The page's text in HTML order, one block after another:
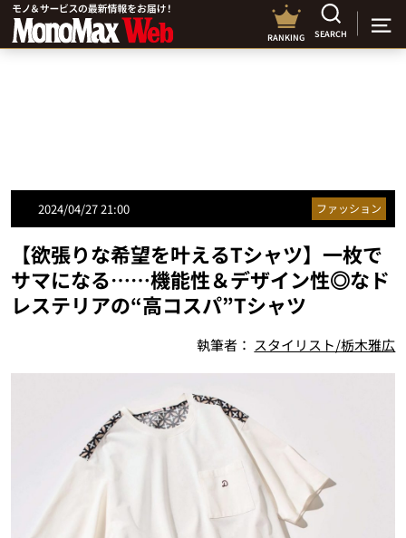
RANKING SEARCH
2024/04/27 21:00 ファッション
【欲張りな希望を叶えるTシャツ】一枚で
サマになる……機能性＆デザイン性◎なド
レステリアの“高コスパ”Tシャツ
執筆者： スタイリスト/栃木雅広